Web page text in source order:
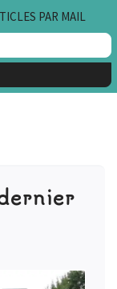
PAR MAIL